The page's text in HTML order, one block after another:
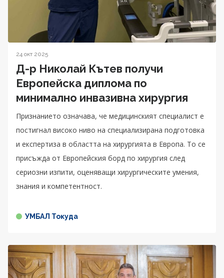
24 окт 2025
Д-р Николай Кътев получи
Европейска диплома по
минимално инвазивна хирургия
Признанието означава, че медицинският специалист е
постигнал високо ниво на специализирана подготовка
и експертиза в областта на хирургията в Европа. То се
присъжда от Европейския борд по хирургия след
сериозни изпити, оценяващи хирургическите умения,
знания и компетентност.
УМБАЛ Токуда